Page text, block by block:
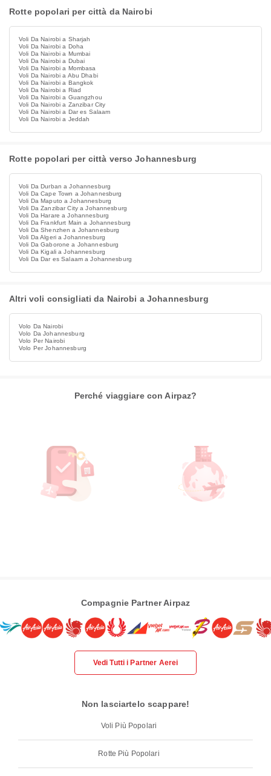
Rotte popolari per città da Nairobi
Voli Da Nairobi a Sharjah
Voli Da Nairobi a Doha
Voli Da Nairobi a Mumbai
Voli Da Nairobi a Dubai
Voli Da Nairobi a Mombasa
Voli Da Nairobi a Abu Dhabi
Voli Da Nairobi a Bangkok
Voli Da Nairobi a Riad
Voli Da Nairobi a Guangzhou
Voli Da Nairobi a Zanzibar City
Voli Da Nairobi a Dar es Salaam
Voli Da Nairobi a Jeddah
Rotte popolari per città verso Johannesburg
Voli Da Durban a Johannesburg
Voli Da Cape Town a Johannesburg
Voli Da Maputo a Johannesburg
Voli Da Zanzibar City a Johannesburg
Voli Da Harare a Johannesburg
Voli Da Frankfurt Main a Johannesburg
Voli Da Shenzhen a Johannesburg
Voli Da Algeri a Johannesburg
Voli Da Gaborone a Johannesburg
Voli Da Kigali a Johannesburg
Voli Da Dar es Salaam a Johannesburg
Altri voli consigliati da Nairobi a Johannesburg
Volo Da Nairobi
Volo Da Johannesburg
Volo Per Nairobi
Volo Per Johannesburg
Perché viaggiare con Airpaz?
Compagnie Partner Airpaz
Vedi Tutti i Partner Aerei
Non lasciartelo scappare!
Voli Più Popolari
Rotte Più Popolari